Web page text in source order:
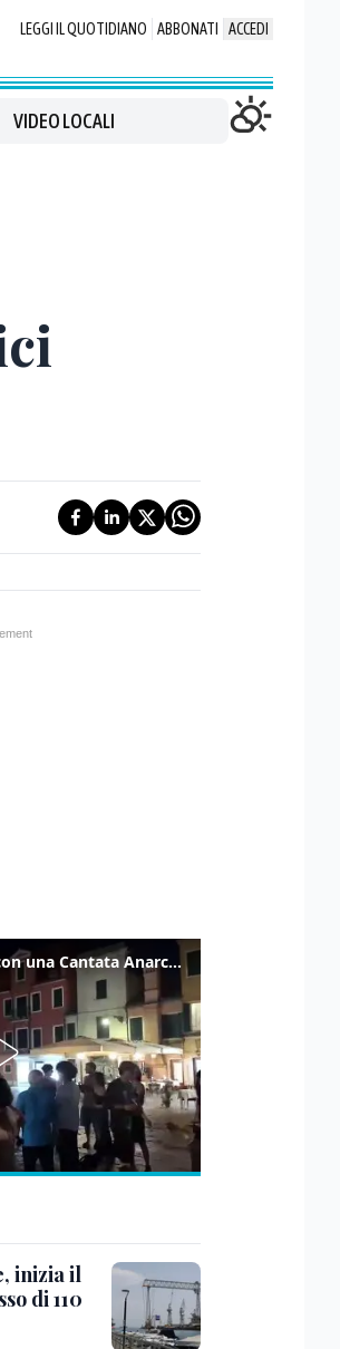
LEGGI IL QUOTIDIANO ABBONATI ACCEDI
VIDEO LOCALI
Venezia omaggia Guccini con una Cantata Anarchica in campo Santa Margherita
inizia il
di 110